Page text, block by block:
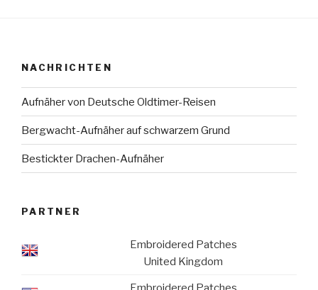
NACHRICHTEN
Aufnäher von Deutsche Oldtimer-Reisen
Bergwacht-Aufnäher auf schwarzem Grund
Bestickter Drachen-Aufnäher
PARTNER
Embroidered Patches
United Kingdom